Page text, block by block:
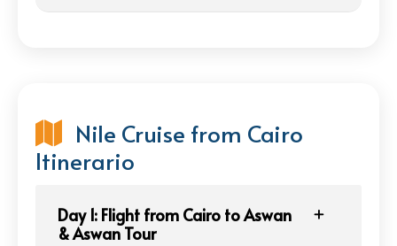
Nile Cruise from Cairo
Itinerario
Day 1: Flight from Cairo to Aswan
& Aswan Tour